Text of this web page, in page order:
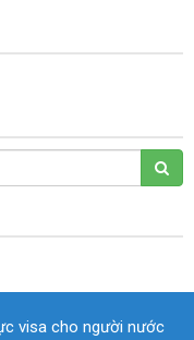
visa cho người nước